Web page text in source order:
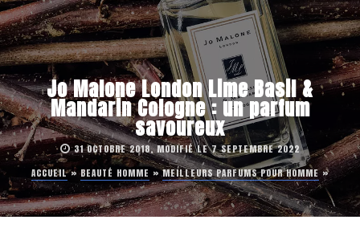
Jo Malone London Lime Basil &
Mandarin Cologne : un parfum
savoureux
31 OCTOBRE 2018, MODIFIÉ LE 7 SEPTEMBRE 2022
ACCUEIL»BEAUTÉ HOMME »MEILLEURS PARFUMS POUR HOMME»